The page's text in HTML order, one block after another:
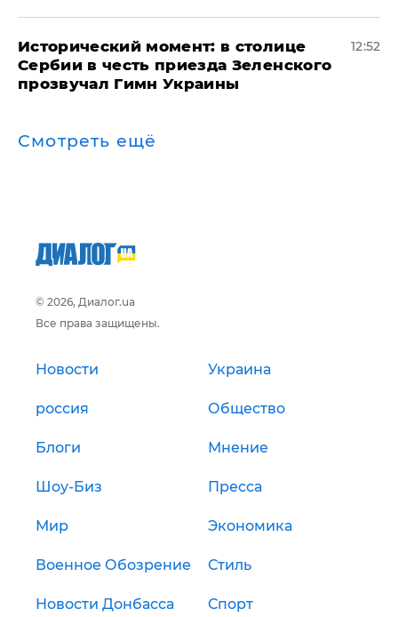
Исторический момент: в столице
Сербии в честь приезда Зеленского
прозвучал Гимн Украины
12:52
Смотреть ещё
© 2026, Диалог.ua
Все права защищены.
Новости Украина
россия Общество
Блоги Мнение
Шоу-Биз Пресса
Мир Экономика
Военное Обозрение Стиль
Новости Донбасса Спорт